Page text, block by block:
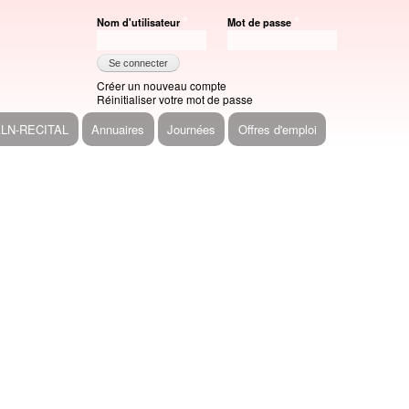
Nom d'utilisateur Mot de passe
Créer un nouveau compte
Réinitialiser votre mot de passe
RECITAL Annuaires Journées Offres d'emploi